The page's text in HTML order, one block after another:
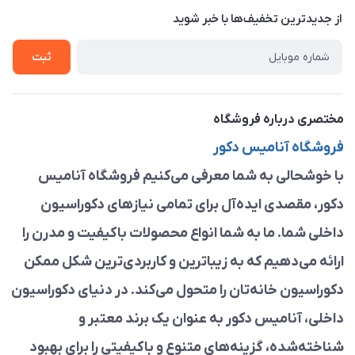
درباره ما
راهنما
از جدید‌ترین تخفیف‌ها با‌ خبر شوید
ثبت
مختصری درباره فروشگاه
فروشگاه آنامیس دکور
با خوشحالی به شما معرفی می‌کنیم فروشگاه آنامیس
دکور، مقصدی ایده‌آل برای تمامی نیازهای دکوراسیون
داخلی شما. ما به شما انواع محصولات باکیفیت و مدرن را
ارائه می‌دهیم که به زیباترین و کاربردی‌ترین شکل ممکن
دکوراسیون خانه‌تان را متحول می‌کند. در دنیای دکوراسیون
داخلی، آنامیس دکور به عنوان یک برند معتبر و
شناخته‌شده، گزینه‌های متنوع و باکیفیتی را برای بهبود